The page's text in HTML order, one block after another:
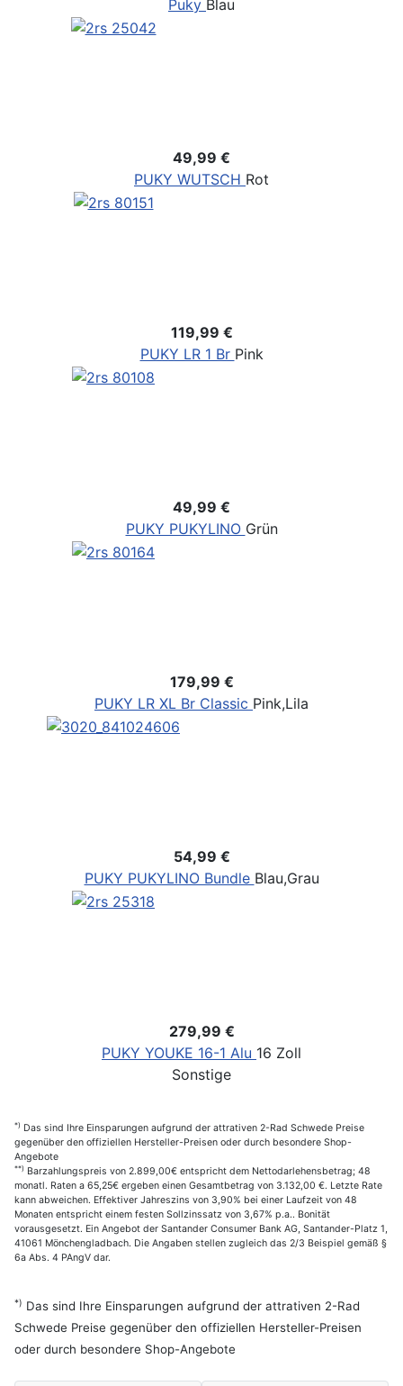
Puky Blau
49,99 €
PUKY WUTSCH Rot
119,99 €
PUKY LR 1 Br Pink
49,99 €
PUKY PUKYLINO Grün
179,99 €
PUKY LR XL Br Classic Pink,Lila
54,99 €
PUKY PUKYLINO Bundle Blau,Grau
279,99 €
PUKY YOUKE 16-1 Alu 16 Zoll
Sonstige
*) Das sind Ihre Einsparungen aufgrund der attrativen 2-Rad Schwede Preise
gegenüber den offiziellen Hersteller-Preisen oder durch besondere Shop-
Angebote
**) Barzahlungspreis von 2.899,00€ entspricht dem Nettodarlehensbetrag; 48
monatl. Raten a 65,25€ ergeben einen Gesamtbetrag von 3.132,00 €. Letzte Rate
kann abweichen. Effektiver Jahreszins von 3,90% bei einer Laufzeit von 48
Monaten entspricht einem festen Sollzinssatz von 3,67% p.a.. Bonität
vorausgesetzt. Ein Angebot der Santander Consumer Bank AG, Santander-Platz 1,
41061 Mönchengladbach. Die Angaben stellen zugleich das 2/3 Beispiel gemäß §
6a Abs. 4 PAngV dar.
*) Das sind Ihre Einsparungen aufgrund der attrativen 2-Rad
Schwede Preise gegenüber den offiziellen Hersteller-Preisen
oder durch besondere Shop-Angebote